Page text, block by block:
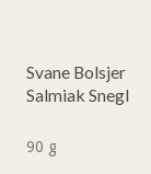
Svane Bolsjer
Salmiak Snegl
90 g